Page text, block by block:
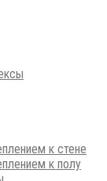
к стене
к полу